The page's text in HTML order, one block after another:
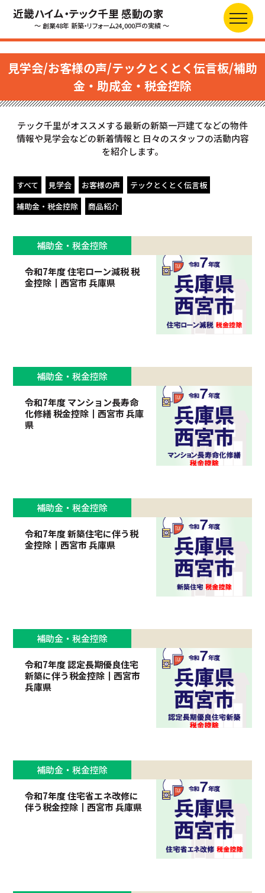
近畿ハイム・テック千里 感動の家
～ 創業48年 新築・リフォーム24,000戸の実績 ～
見学会/お客様の声/テックとくとく伝言板/補助
金・助成金・税金控除
テック千里がオススメする最新の新築一戸建てなどの物件
情報や見学会などの新着情報と 日々のスタッフの活動内容
を紹介します。
すべて 見学会 お客様の声
テックとくとく伝言板
補助金・税金控除
商品紹介
補助金・税金控除
令和7年度 住宅ローン減税 税
金控除┃西宮市 兵庫県
補助金・税金控除
令和7年度 マンション長寿命
化修繕 税金控除┃西宮市 兵庫
県
補助金・税金控除
令和7年度 新築住宅に伴う税
金控除┃西宮市 兵庫県
補助金・税金控除
令和7年度 認定長期優良住宅
新築に伴う税金控除┃西宮市
兵庫県
補助金・税金控除
令和7年度 住宅省エネ改修に
伴う税金控除┃西宮市 兵庫県